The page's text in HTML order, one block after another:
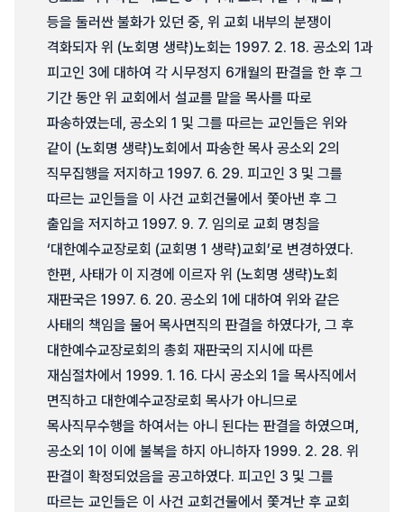
등을 둘러싼 불화가 있던 중, 위 교회 내부의 분쟁이
격화되자 위 (노회명 생략)노회는 1997. 2. 18. 공소외 1과
피고인 3에 대하여 각 시무정지 6개월의 판결을 한 후 그
기간 동안 위 교회에서 설교를 맡을 목사를 따로
파송하였는데, 공소외 1 및 그를 따르는 교인들은 위와
같이 (노회명 생략)노회에서 파송한 목사 공소외 2의
직무집행을 저지하고 1997. 6. 29. 피고인 3 및 그를
따르는 교인들을 이 사건 교회건물에서 쫓아낸 후 그
출입을 저지하고 1997. 9. 7. 임의로 교회 명칭을
‘대한예수교장로회 (교회명 1 생략)교회’로 변경하였다.
한편, 사태가 이 지경에 이르자 위 (노회명 생략)노회
재판국은 1997. 6. 20. 공소외 1에 대하여 위와 같은
사태의 책임을 물어 목사면직의 판결을 하였다가, 그 후
대한예수교장로회의 총회 재판국의 지시에 따른
재심절차에서 1999. 1. 16. 다시 공소외 1을 목사직에서
면직하고 대한예수교장로회 목사가 아니므로
목사직무수행을 하여서는 아니 된다는 판결을 하였으며,
공소외 1이 이에 불복을 하지 아니하자 1999. 2. 28. 위
판결이 확정되었음을 공고하였다. 피고인 3 및 그를
따르는 교인들은 이 사건 교회건물에서 쫓겨난 후 교회